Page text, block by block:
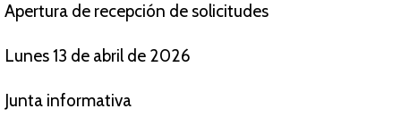
Apertura de recepción de solicitudes
Lunes 13 de abril de 2026
Junta informativa